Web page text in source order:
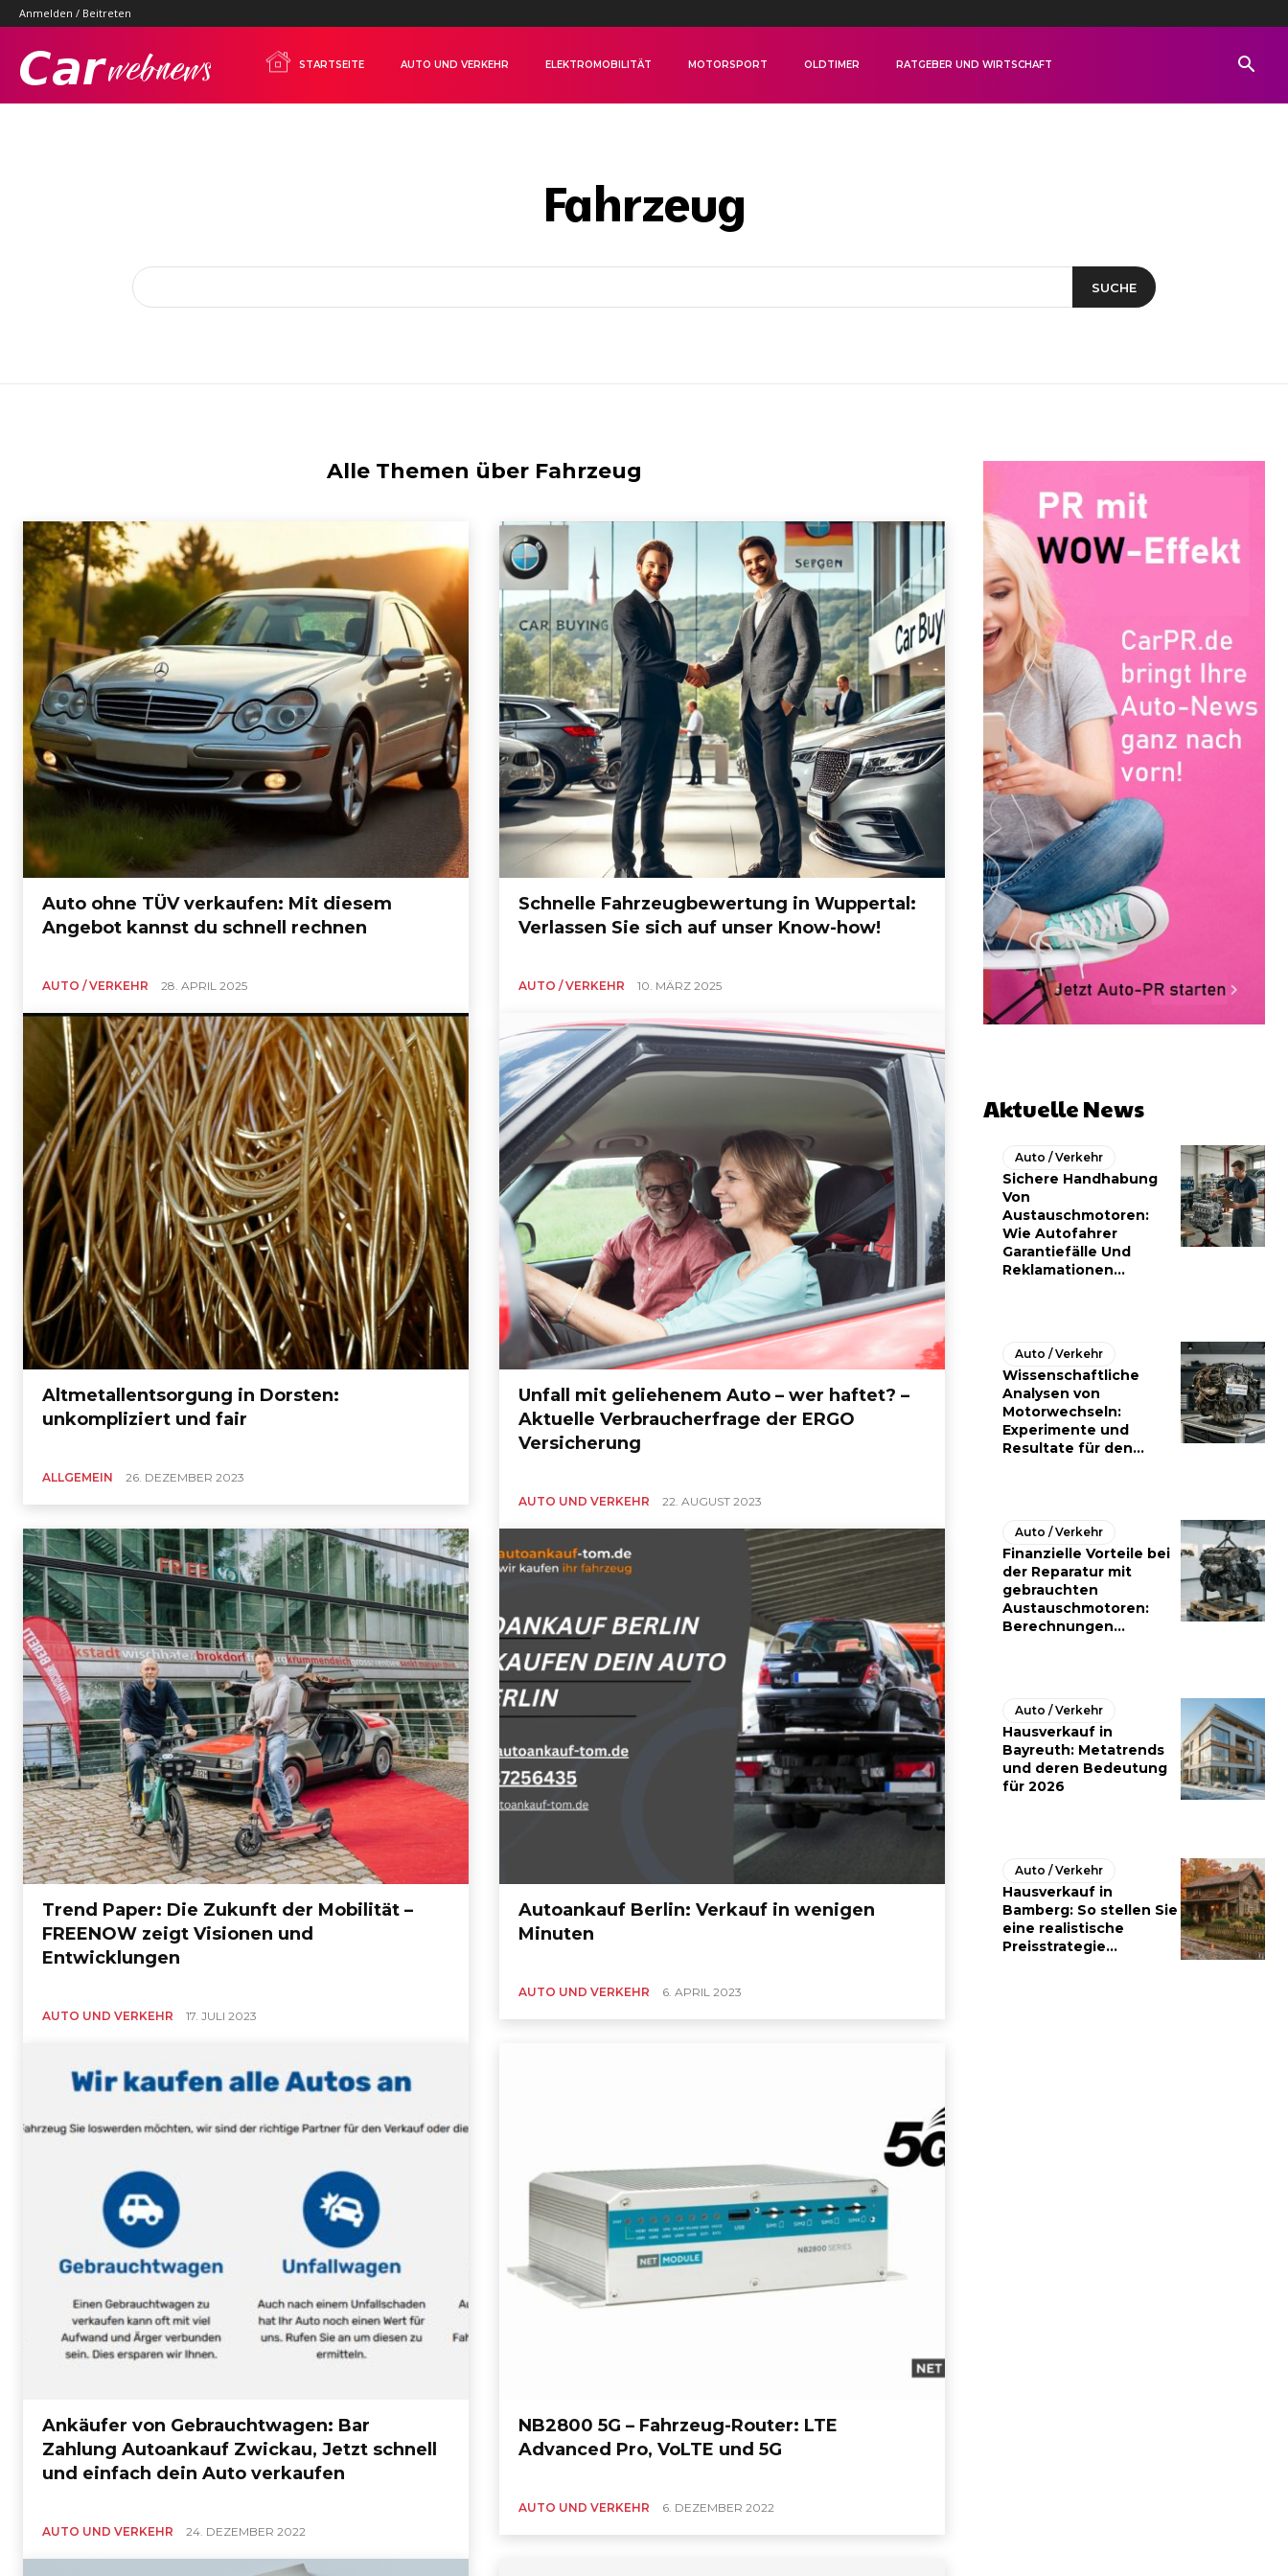
Anmelden / Beitreten
Carwebnews.comSTARTSEITE AUTO UND VERKEHR ELEKTROMOBILITÄT MOTORSPORT OLDTIMER RATGEBER UND WIRTSCHAFT
Fahrzeug
SUCHE
Alle Themen über Fahrzeug
Auto ohne TÜV verkaufen: Mit diesem
Angebot kannst du schnell rechnen
AUTO / VERKEHR 28. APRIL 2025
Schnelle Fahrzeugbewertung in Wuppertal:
Verlassen Sie sich auf unser Know-how!
AUTO / VERKEHR 10. MÄRZ 2025
Altmetallentsorgung in Dorsten:
unkompliziert und fair
ALLGEMEIN 26. DEZEMBER 2023
Unfall mit geliehenem Auto – wer haftet? –
Aktuelle Verbraucherfrage der ERGO
Versicherung
AUTO UND VERKEHR 22. AUGUST 2023
Trend Paper: Die Zukunft der Mobilität –
FREENOW zeigt Visionen und
Entwicklungen
AUTO UND VERKEHR 17. JULI 2023
Autoankauf Berlin: Verkauf in wenigen
Minuten
AUTO UND VERKEHR 6. APRIL 2023
Ankäufer von Gebrauchtwagen: Bar
Zahlung Autoankauf Zwickau, Jetzt schnell
und einfach dein Auto verkaufen
AUTO UND VERKEHR 24. DEZEMBER 2022
NB2800 5G – Fahrzeug-Router: LTE
Advanced Pro, VoLTE und 5G
AUTO UND VERKEHR 6. DEZEMBER 2022
Aktuelle News
Auto / Verkehr
Sichere Handhabung
Von
Austauschmotoren:
Wie Autofahrer
Garantiefälle Und
Reklamationen...
Auto / Verkehr
Wissenschaftliche
Analysen von
Motorwechseln:
Experimente und
Resultate für den...
Auto / Verkehr
Finanzielle Vorteile bei
der Reparatur mit
gebrauchten
Austauschmotoren:
Berechnungen...
Auto / Verkehr
Hausverkauf in
Bayreuth: Metatrends
und deren Bedeutung
für 2026
Auto / Verkehr
Hausverkauf in
Bamberg: So stellen Sie
eine realistische
Preisstrategie...